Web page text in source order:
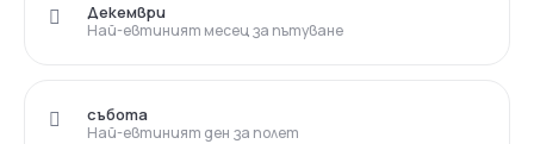
Най-евтиният месец за пътуване
Декември
Най-евтиният ден за полет
събота